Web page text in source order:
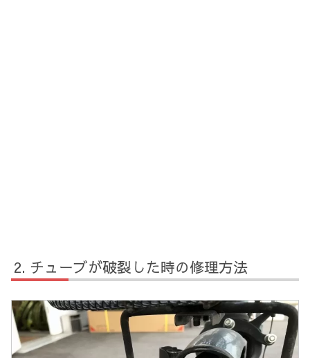
チューブが破裂した時の修理方法